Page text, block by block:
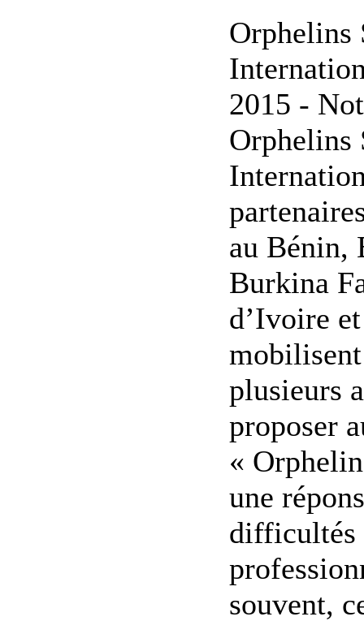
Orphelins
2015 -
Orphelins
au Bénin,
Burkina
d’Ivoire
plusieurs
proposer
«
une
difficultés
souvent,